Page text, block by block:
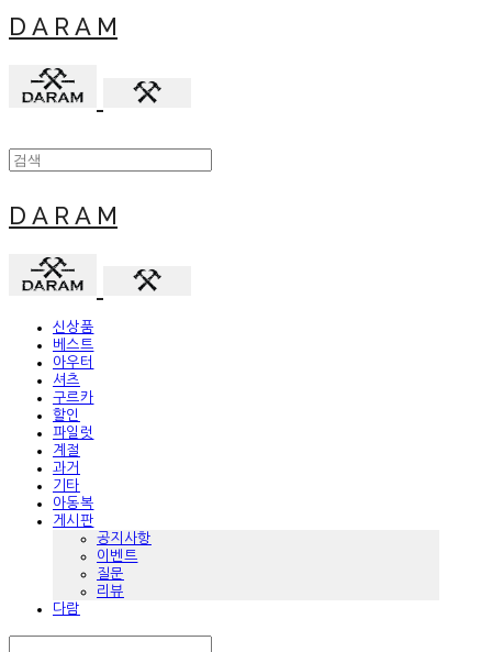
D A R A M
D A R A M
신상품
베스트
아우터
셔츠
구르카
할인
파일럿
계절
과거
기타
아동복
게시판
공지사항
이벤트
질문
리뷰
다람